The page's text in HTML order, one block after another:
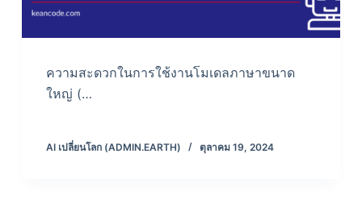
ความสะดวกในการใช้งานโมเดลภาษาขนาด
ใหญ่ (…
AI เปลี่ยนโลก (ADMIN.EARTH) ตุลาคม 19, 2024